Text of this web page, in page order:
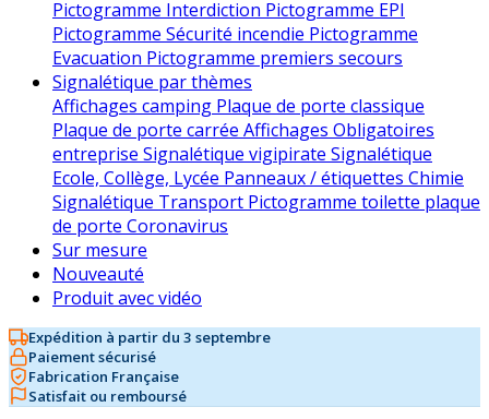
Pictogramme Interdiction Pictogramme EPI
Pictogramme Sécurité incendie Pictogramme
Evacuation Pictogramme premiers secours
Signalétique par thèmes
Affichages camping Plaque de porte classique
Plaque de porte carrée Affichages Obligatoires
entreprise Signalétique vigipirate Signalétique
Ecole, Collège, Lycée Panneaux / étiquettes Chimie
Signalétique Transport Pictogramme toilette plaque
de porte Coronavirus
Sur mesure
Nouveauté
Produit avec vidéo
Expédition à partir du 3 septembre
Paiement sécurisé
Fabrication Française
Satisfait ou remboursé